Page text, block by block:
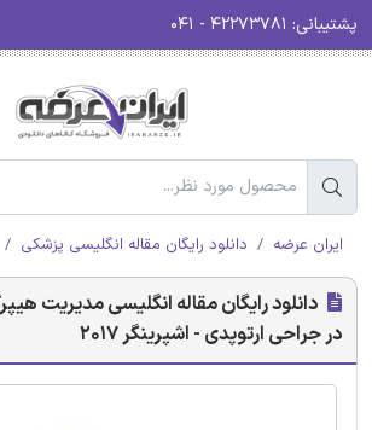
پشتیبانی:
ایران عرضه دانلود رایگان مقاله انگلیسی پزشکی
دانلود رایگان مقاله انگلیسی مدیریت
در جراحی ارتوپدی - اشپرینگر 2017